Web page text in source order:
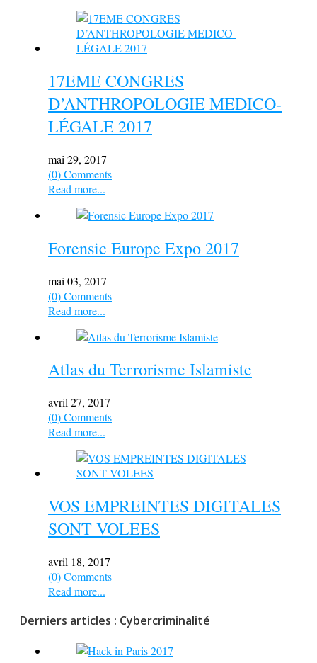
17EME CONGRES
D’ANTHROPOLOGIE MEDICO-
LÉGALE 2017
mai 29, 2017
(0) Comments
Read more...
Forensic Europe Expo 2017
mai 03, 2017
(0) Comments
Read more...
Atlas du Terrorisme Islamiste
avril 27, 2017
(0) Comments
Read more...
VOS EMPREINTES DIGITALES
SONT VOLEES
avril 18, 2017
(0) Comments
Read more...
Derniers articles : Cybercriminalité